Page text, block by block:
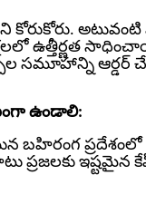
అటువంటి
ఉత్తీర్ణత
సమూహాన్ని ఆర్డర్
ఉండాలి:
ప్రదేశంలో
ప్రజలకు ఇష్టమైన